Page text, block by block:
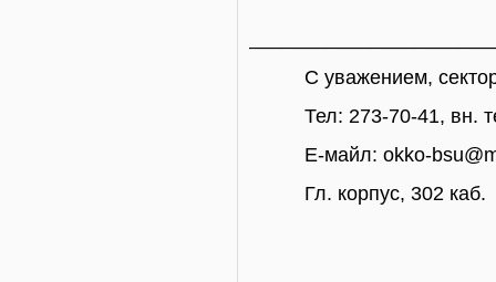
С уважением, сектор
Тел: 273-70-41, вн.
Е-майл: okko-
Гл. корпус, 302 каб.